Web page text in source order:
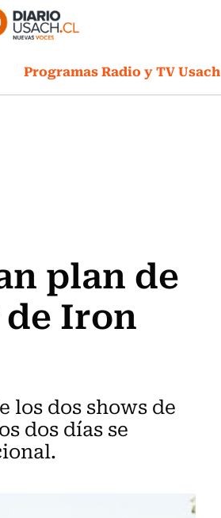
Programas Radio y TV Usach
plan de
Iron
los dos shows de
dos días se